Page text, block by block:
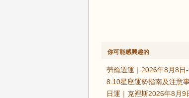
你可能感興趣的
勞倫週運｜2026年8月8日
8.10星座運勢指南及注意
日運｜克裡斯2026年8月9